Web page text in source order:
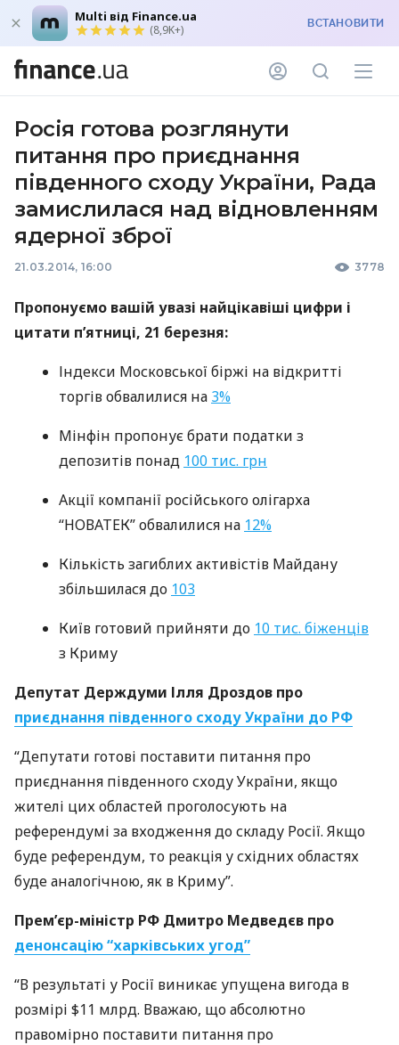
Multi від Finance.ua
(8,9K+) ВСТАНОВИТИ
Росія готова розглянути
питання про приєднання
південного сходу України, Рада
замислилася над відновленням
ядерної зброї
21.03.2014, 16:00 3778
Пропонуємо вашій увазі найцікавіші цифри і
цитати п’ятниці, 21 березня:
Індекси Московської біржі на відкритті
торгів обвалилися на 3%
Мінфін пропонує брати податки з
депозитів понад 100 тис. грн
Акції компанії російського олігарха
“НОВАТЕК” обвалилися на 12%
Кількість загиблих активістів Майдану
збільшилася до 103
Київ готовий прийняти до 10 тис. біженців
з Криму
Депутат Держдуми Ілля Дроздов про
приєднання південного сходу України до РФ
“Депутати готові поставити питання про
приєднання південного сходу України, якщо
жителі цих областей проголосують на
референдумі за входження до складу Росії. Якщо
буде референдум, то реакція у східних областях
буде аналогічною, як в Криму”.
Прем’єр-міністр РФ Дмитро Медведєв про
денонсацію “харківських угод”
“В результаті у Росії виникає упущена вигода в
розмірі $11 млрд. Вважаю, що абсолютно
правомірно поставити питання про